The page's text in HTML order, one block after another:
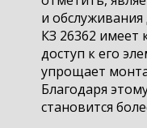
и
КЗ 26362 имеет
доступ к его
упрощает
Благодаря
становится